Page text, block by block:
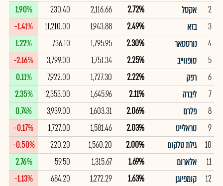
2
אקסל 2.72%
2,116.66
230.40
1.90%
3
בזא 2.49%
1,943.88
11,210.00
-1.41%
4
נורסטאר 2.30%
1,795.95
736.10
1.22%
5
סופווייב 2.25%
1,751.34
3,799.00
-2.16%
6
רפק 2.22%
1,727.30
7,922.00
0.11%
7
ליברה 2.11%
1,645.96
2,353.00
2.35%
8
פלרם 2.06%
1,603.31
3,939.00
0.74%
9
טראלייט 2.03%
1,581.46
1,727.00
-0.17%
10
גילת טלקום 2.00%
1,560.20
220.20
-0.50%
11
אלארום 1.69%
1,315.67
59.50
2.76%
12
קומפיוגן 1.63%
1,272.29
684.20
-1.13%